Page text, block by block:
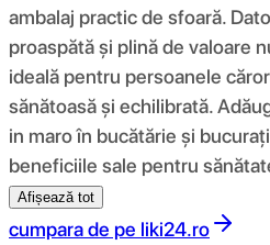
ambalaj practic de sfoară.
proaspătă și plină de valoare
ideală pentru persoanele
sănătoasă și echilibrată.
in maro în bucătărie și
beneficiile sale pentru
Afișează tot
cumpara de pe liki24.ro